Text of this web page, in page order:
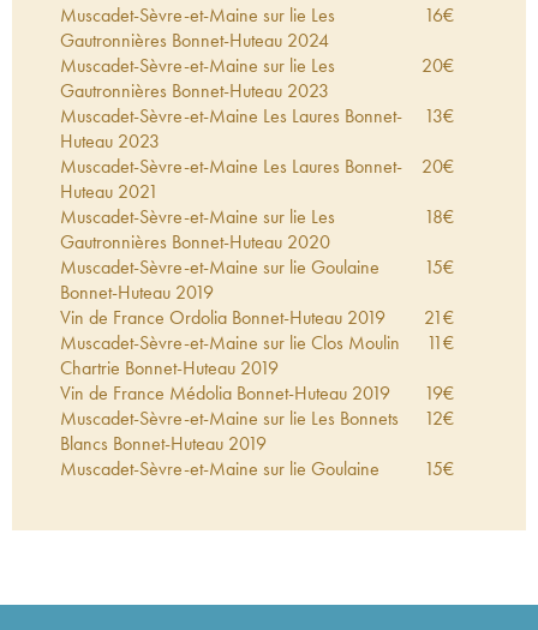
Muscadet-Sèvre-et-Maine sur lie Les
Gautronnières Bonnet-Huteau 2024
16€
Muscadet-Sèvre-et-Maine sur lie Les
Gautronnières Bonnet-Huteau 2023
20€
Muscadet-Sèvre-et-Maine Les Laures Bonnet-
Huteau 2023
13€
Muscadet-Sèvre-et-Maine Les Laures Bonnet-
Huteau 2021
20€
Muscadet-Sèvre-et-Maine sur lie Les
Gautronnières Bonnet-Huteau 2020
18€
Muscadet-Sèvre-et-Maine sur lie Goulaine
Bonnet-Huteau 2019
15€
Vin de France Ordolia Bonnet-Huteau 2019 21€
Muscadet-Sèvre-et-Maine sur lie Clos Moulin
Chartrie Bonnet-Huteau 2019
11€
Vin de France Médolia Bonnet-Huteau 2019 19€
Muscadet-Sèvre-et-Maine sur lie Les Bonnets
Blancs Bonnet-Huteau 2019
12€
Muscadet-Sèvre-et-Maine sur lie Goulaine
15€